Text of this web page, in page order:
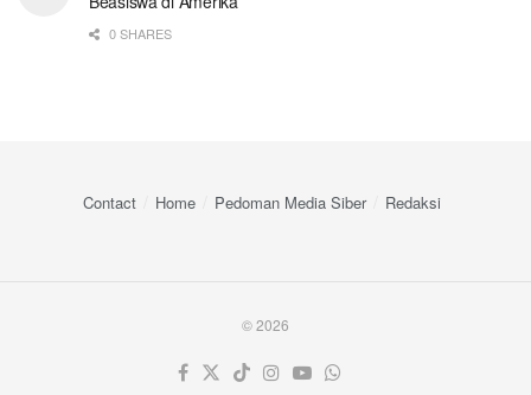
0 SHARES
Contact Home Pedoman Media Siber Redaksi
© 2026